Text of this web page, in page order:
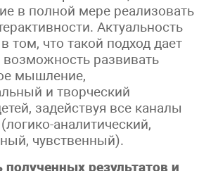
в полной мере реализовать
Актуальность
том, что такой подход дает
развивать
мышление,
и творческий
задействуя все каналы
аналитический,
чувственный).
результатов и